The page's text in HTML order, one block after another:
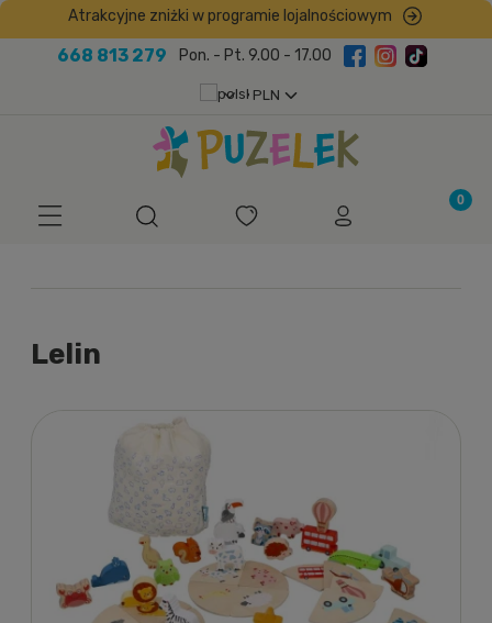
668 813 279 Pon. - Pt. 9.00 - 17.00
Atrakcyjne zniżki w programie lojalnościowym
Lelin